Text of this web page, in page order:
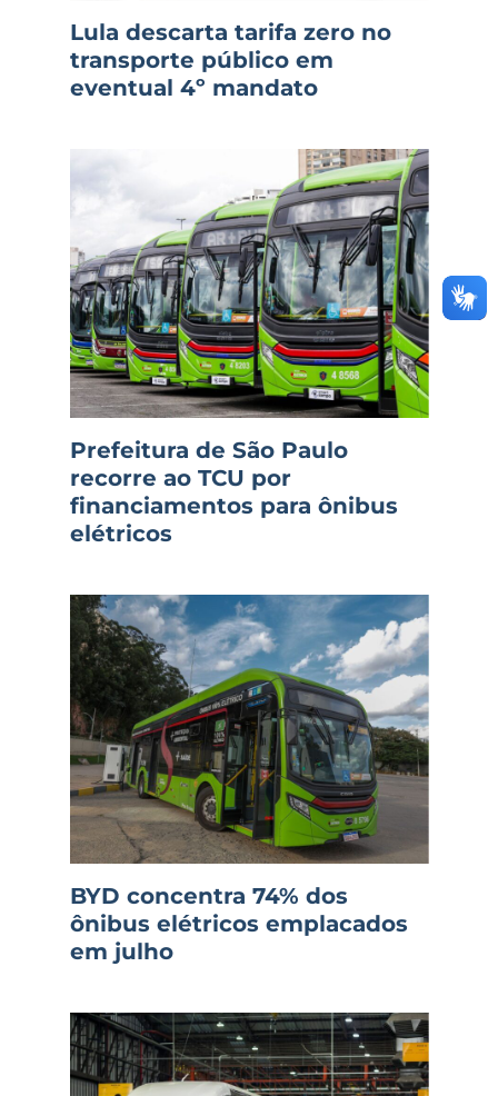
Lula descarta tarifa zero no
transporte público em
eventual 4º mandato
Prefeitura de São Paulo
recorre ao TCU por
financiamentos para ônibus
elétricos
BYD concentra 74% dos
ônibus elétricos emplacados
em julho